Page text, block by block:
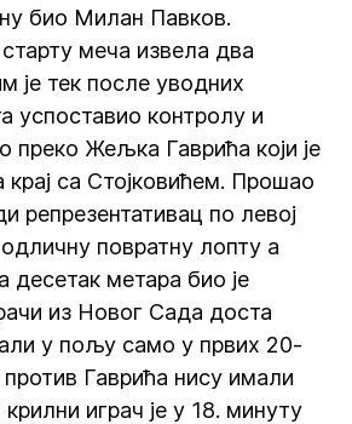
био Милан Павков.
старту меча извела два
је тек после уводних
успоставио контролу и
преко Жељка Гаврића који је
крај са Стојковићем. Прошао
репрезентативац по левој
повратну лопту а
десетак метара био је
из Новог Сада доста
у пољу само у првих 20-
Гаврића нису имали
играч је у 18. минуту